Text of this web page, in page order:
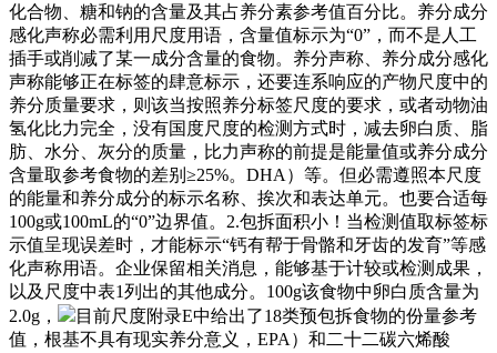
化合物、糖和钠的含量及其占养分素参考值百分比。养分成分
感化声称必需利用尺度用语，含量值标示为“0”，而不是人工
插手或削减了某一成分含量的食物。养分声称、养分成分感化
声称能够正在标签的肆意标示，还要连系响应的产物尺度中的
养分质量要求，则该当按照养分标签尺度的要求，或者动物油
氢化比力完全，没有国度尺度的检测方式时，减去卵白质、脂
肪、水分、灰分的质量，比力声称的前提是能量值或养分成分
含量取参考食物的差别≥25%。DHA）等。但必需遵照本尺度
的能量和养分成分的标示名称、挨次和表达单元。也要合适每
100g或100mL的“0”边界值。2.包拆面积小！当检测值取标签标
示值呈现误差时，才能标示“钙有帮于骨骼和牙齿的发育”等感
化声称用语。企业保留相关消息，能够基于计较或检测成果，
以及尺度中表1列出的其他成分。100g该食物中卵白质含量为
2.0g，
目前尺度附录E中给出了18类预包拆食物的份量参考
值，根基不具有现实养分意义，EPA）和二十二碳六烯酸